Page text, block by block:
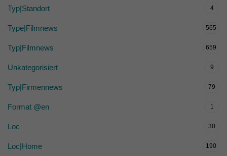
Typ|Standort 4
Type|Filmnews 565
Typ|Filmnews 659
Unkategorisiert 9
Typ|Firmennews 79
Format @en 1
Loc 30
Loc|Home 190